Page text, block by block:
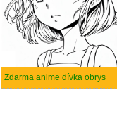
Zdarma anime dívka obrys